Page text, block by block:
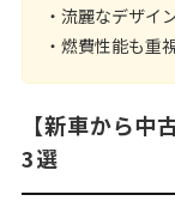
・流麗なデザイ
・燃費性能も重
【新車から
3選